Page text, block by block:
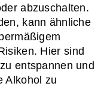
abzuschalten.
kann ähnliche
Hier sind
entspannen und
Alkohol zu